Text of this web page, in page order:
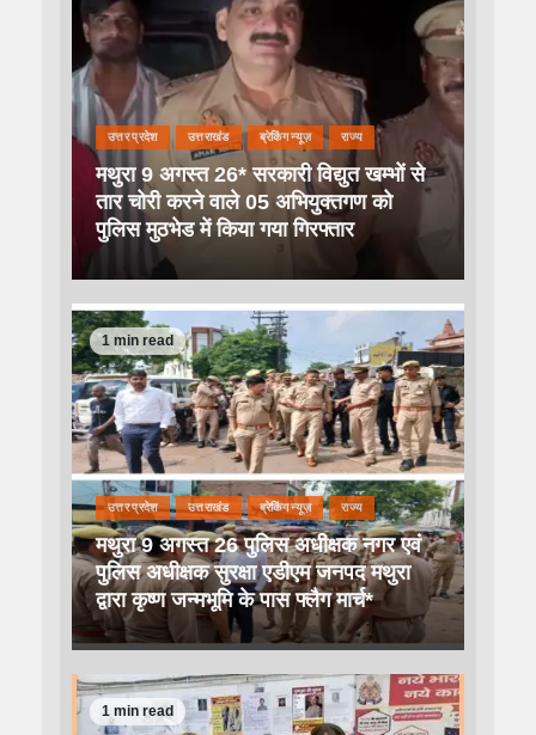
उत्तर प्रदेश उत्तराखंड ब्रेकिंग न्यूज़ राज्य
मथुरा 9 अगस्त 26* सरकारी विद्युत खम्भों से
तार चोरी करने वाले 05 अभियुक्तगण को
पुलिस मुठभेड में किया गया गिरफ्तार
1 min read
उत्तर प्रदेश उत्तराखंड ब्रेकिंग न्यूज़ राज्य
मथुरा 9 अगस्त 26 पुलिस अधीक्षक नगर एवं
पुलिस अधीक्षक सुरक्षा एडीएम जनपद मथुरा
द्वारा कृष्ण जन्मभूमि के पास फ्लैग मार्च*
1 min read